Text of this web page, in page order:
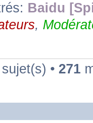
Baidu
,
sujet(s) • 271